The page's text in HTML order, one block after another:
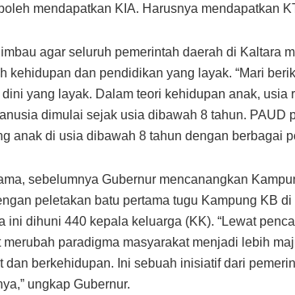
mendapatkan KIA. Harusnya mendapatkan
agar seluruh pemerintah daerah di Kaltara
kehidupan dan pendidikan yang layak. “Mari
yang layak. Dalam teori kehidupan anak, usia
dimulai sejak usia dibawah 8 tahun. PAUD
anak di usia dibawah 8 tahun dengan berbagai
sebelumnya Gubernur mencanangkan
peletakan batu pertama tugu Kampung KB
ini dihuni 440 kepala keluarga (KK). “Lewat
merubah paradigma masyarakat menjadi lebih
dan berkehidupan. Ini sebuah inisiatif dari
ungkap Gubernur.